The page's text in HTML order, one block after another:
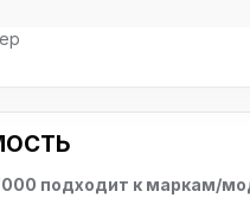
подходит к маркам/